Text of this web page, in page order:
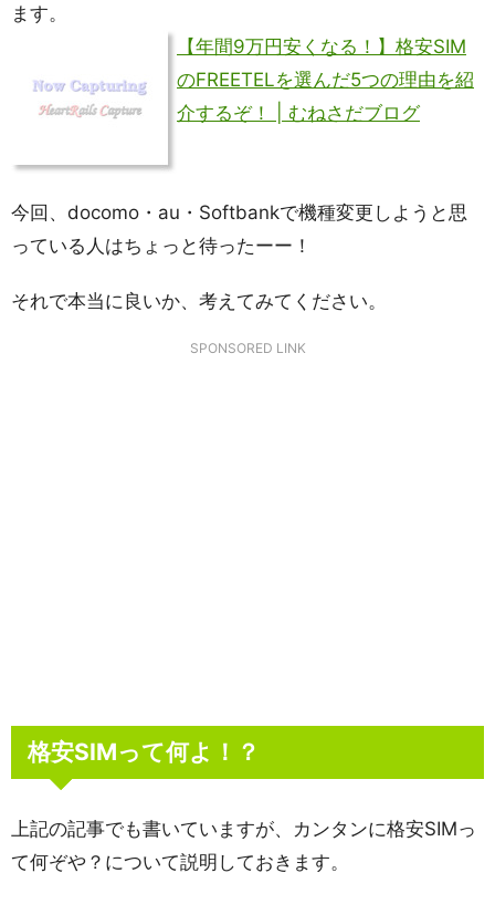
ます。
【年間9万円安くなる！】格安SIM
のFREETELを選んだ5つの理由を紹
介するぞ！ | むねさだブログ
今回、docomo・au・Softbankで機種変更しようと思
っている人はちょっと待ったーー！
それで本当に良いか、考えてみてください。
SPONSORED LINK
格安SIMって何よ！？
上記の記事でも書いていますが、カンタンに格安SIMっ
て何ぞや？について説明しておきます。